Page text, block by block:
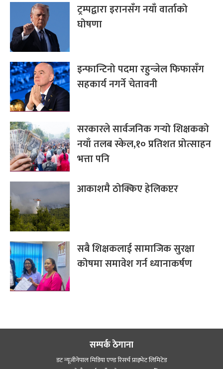
ट्रम्पद्वारा इरानसँग नयाँ वार्ताको
घोषणा
इन्फान्टिनो पदमा रहुन्जेल फिफासँग
सहकार्य नगर्ने चेतावनी
सरकारले सार्वजनिक गर्‍यो शिक्षकको
नयाँ तलब स्केल,१० प्रतिशत प्रोत्साहन
भत्ता पनि
आकाशमै ठोक्किए हेलिकप्टर
सबै शिक्षकलाई सामाजिक सुरक्षा
कोषमा समावेश गर्न ध्यानाकर्षण
सम्पर्क ठेगाना
डट न्यूजीनेपाल मिडिया एण्ड रिसर्च प्राइभेट लिमिटेड